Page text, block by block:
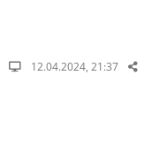
12.04.2024, 21:37